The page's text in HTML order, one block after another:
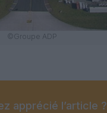
©Groupe ADP
apprécié l’article ?